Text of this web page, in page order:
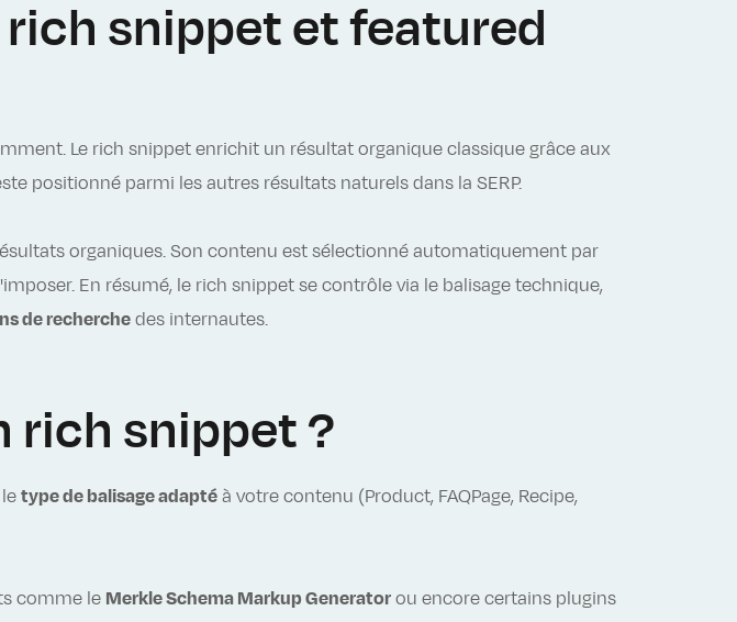
snippet et featured
Le rich snippet enrichit un résultat organique classique grâce aux
positionné parmi les autres résultats naturels dans la SERP.
organiques. Son contenu est sélectionné automatiquement par
En résumé, le rich snippet se contrôle via le balisage technique,
de recherchedes internautes.
rich snippet ?
type de balisage adaptéà votre contenu (Product, FAQPage, Recipe,
comme le Merkle Schema Markup Generatorou encore certains plugins